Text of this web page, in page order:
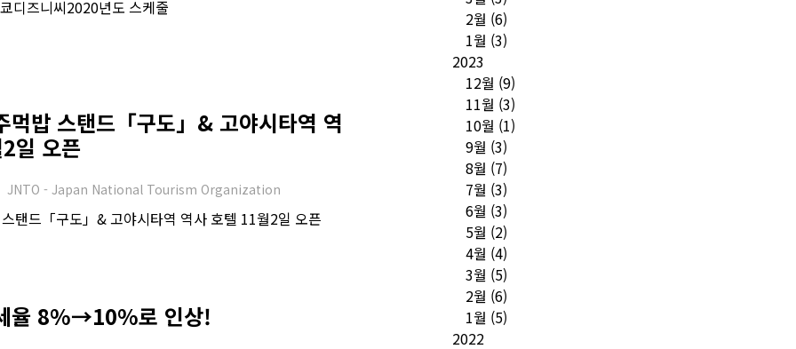
디즈니씨2020년도 스케줄
먹밥 스탠드「구도」& 고야시타역 역
일 오픈
JNTO - Japan National Tourism Organization
탠드「구도」& 고야시타역 역사 호텔 11월2일 오픈
율 8%→10%로 인상!
2월 (6)
1월 (3)
2023
12월 (9)
11월 (3)
10월 (1)
9월 (3)
8월 (7)
7월 (3)
6월 (3)
5월 (2)
4월 (4)
3월 (5)
2월 (6)
1월 (5)
2022